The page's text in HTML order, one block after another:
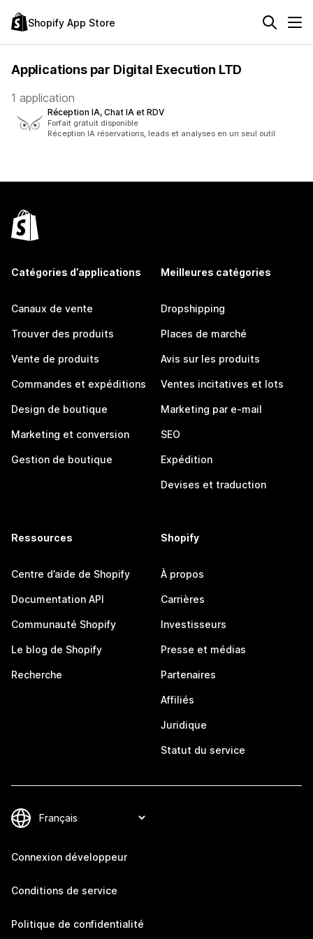
Shopify App Store
Applications par Digital Execution LTD
1 application
Réception IA, Chat IA et RDV
Forfait gratuit disponible
Réception IA réservations, leads et analyses en un seul outil
Catégories d’applications
Canaux de vente
Trouver des produits
Vente de produits
Commandes et expéditions
Design de boutique
Marketing et conversion
Gestion de boutique
Meilleures catégories
Dropshipping
Places de marché
Avis sur les produits
Ventes incitatives et lots
Marketing par e-mail
SEO
Expédition
Devises et traduction
Ressources
Centre d’aide de Shopify
Documentation API
Communauté Shopify
Le blog de Shopify
Recherche
Shopify
À propos
Carrières
Investisseurs
Presse et médias
Partenaires
Affiliés
Juridique
Statut du service
Connexion développeur
Conditions de service
Politique de confidentialité